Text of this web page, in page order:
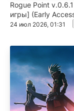
Rogue Point
игры] (Early
24 июл 2026, 01:31